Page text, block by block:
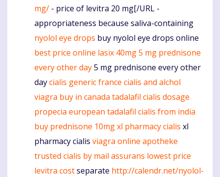
mg/ - price of levitra 20 mg[/URL -
appropriateness because saliva-containing
nyolol eye drops buy nyolol eye drops online
best price online lasix 40mg5 mg prednisone
every other day5 mg prednisone every other
daycialis generic france cialis and alchol
viagra buy in canada tadalafil cialis dosage
propecia european tadalafil cialis from india
buy prednisone 10mgxl pharmacy cialis xl
pharmacy cialis viagra online apotheke
trusted cialis by mail assurans lowest price
levitra costseparate http://calendr.net/nyolol-